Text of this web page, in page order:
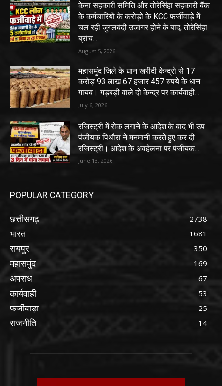
केना सहकारी समिति और तोरेसिंहा सहकारी बैंक
के कर्मचारियों के करोड़ो के KCC फर्जीवाड़े में
चल रही जुगलबंदी उजागर होने के बाद, तोरेसिंहा
ब्रांच...
August 5, 2026
महासमुंद जिले के धान खरीदी केन्द्रो से 17
करोड़ 93 लाख 67 हजार 457 रुपये के धान
गायब। गड़बड़ी वाले दो केन्द्र पर कार्यवाही...
July 6, 2026
रजिस्ट्री में रोक लगाने के आदेश के बाद भी उप
पंजीयक पिथौरा ने मनमानी करते हुए कर दी
रजिस्ट्री। आदेश के अवहेलना पर पंजीयक...
June 13, 2026
POPULAR CATEGORY
छत्तीसगढ़ 2738
भारत 1681
रायपुर 350
महासमुंद 169
अपराध 67
कार्यवाही 53
फर्जीवाड़ा 25
राजनीति 14